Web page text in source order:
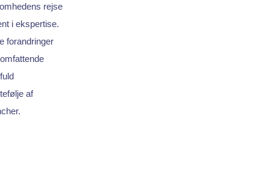
rejse
i ekspertise.
forandringer
af